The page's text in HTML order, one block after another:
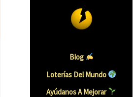
Blog
Loterías Del Mundo
Ayúdanos A Mejorar